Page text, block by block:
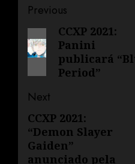
Previous
CCXP 2021:
Panini
publicará
Period”
Next
CCXP 2021:
“Demon Slayer
Gaiden”
anunciado pela